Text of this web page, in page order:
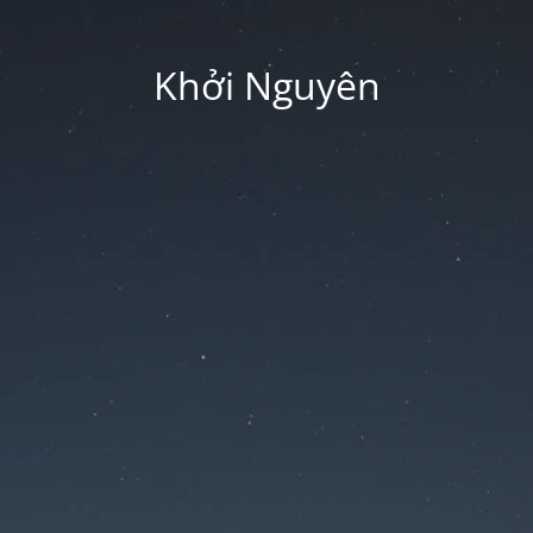
Khởi Nguyên